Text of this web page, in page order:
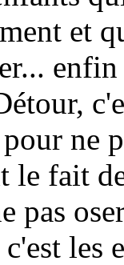
et
ne
fait
pas
les